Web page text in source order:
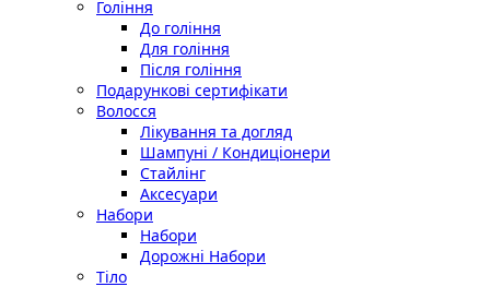
Гоління
До гоління
Для гоління
Після гоління
Подарункові сертифікати
Волосся
Лікування та догляд
Шампуні / Кондиціонери
Стайлінг
Аксесуари
Набори
Набори
Дорожні Набори
Тіло